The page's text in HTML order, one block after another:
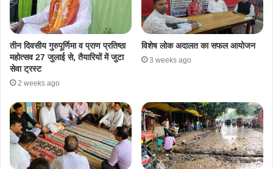
तीन दिवसीय गुरुपूर्णिमा व प्राण प्रतिष्ठा
महोत्सव 27 जुलाई से, तैयारियों में जुटा
सेवा ट्रस्ट
2 weeks ago
विशेष लोक अदालत का सफल आयोजन
3 weeks ago